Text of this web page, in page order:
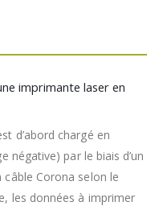
imprimante laser en
d’abord chargé en
négative) par le biais d’un
câble Corona selon le
les données à imprimer